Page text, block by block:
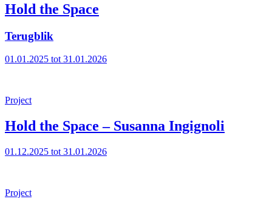
Hold the Space
Terugblik
01.01.2025 tot 31.01.2026
Project
Hold the Space – Susanna Ingignoli
01.12.2025 tot 31.01.2026
Project